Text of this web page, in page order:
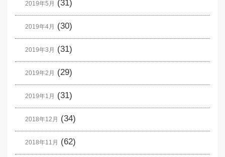
2019年5月 (31)
2019年4月 (30)
2019年3月 (31)
2019年2月 (29)
2019年1月 (31)
2018年12月 (34)
2018年11月 (62)